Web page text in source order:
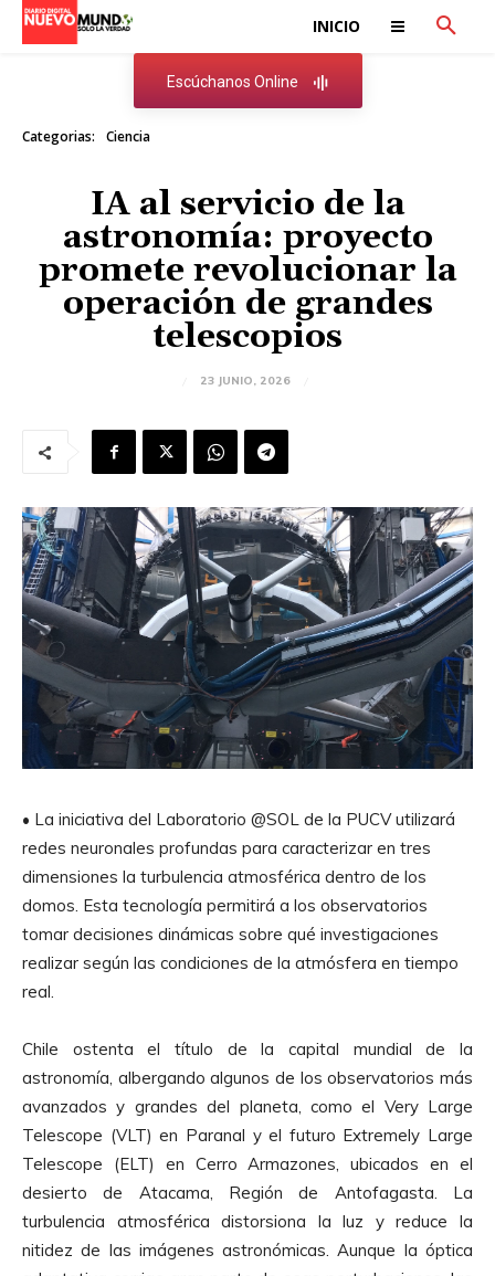
INICIO
Escúchanos Online
Categorias: Ciencia
IA al servicio de la
astronomía: proyecto
promete revolucionar la
operación de grandes
telescopios
23 JUNIO, 2026
• La iniciativa del Laboratorio @SOL de la PUCV utilizará
redes neuronales profundas para caracterizar en tres
dimensiones la turbulencia atmosférica dentro de los
domos. Esta tecnología permitirá a los observatorios
tomar decisiones dinámicas sobre qué investigaciones
realizar según las condiciones de la atmósfera en tiempo
real.
Chile ostenta el título de la capital mundial de la
astronomía, albergando algunos de los observatorios más
avanzados y grandes del planeta, como el Very Large
Telescope (VLT) en Paranal y el futuro Extremely Large
Telescope (ELT) en Cerro Armazones, ubicados en el
desierto de Atacama, Región de Antofagasta. La
turbulencia atmosférica distorsiona la luz y reduce la
nitidez de las imágenes astronómicas. Aunque la óptica